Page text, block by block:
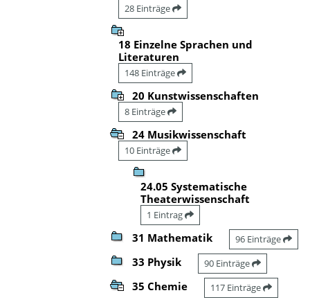
28 Einträge
18 Einzelne Sprachen und
Literaturen
148 Einträge
20 Kunstwissenschaften
8 Einträge
24 Musikwissenschaft
10 Einträge
24.05 Systematische
Theaterwissenschaft
1 Eintrag
31 Mathematik 96 Einträge
33 Physik 90 Einträge
35 Chemie 117 Einträge